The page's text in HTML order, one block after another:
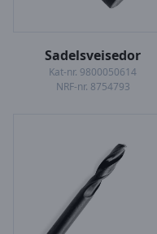
Sadelsveisedor
Kat-nr. 9800050614
NRF-nr. 8754793